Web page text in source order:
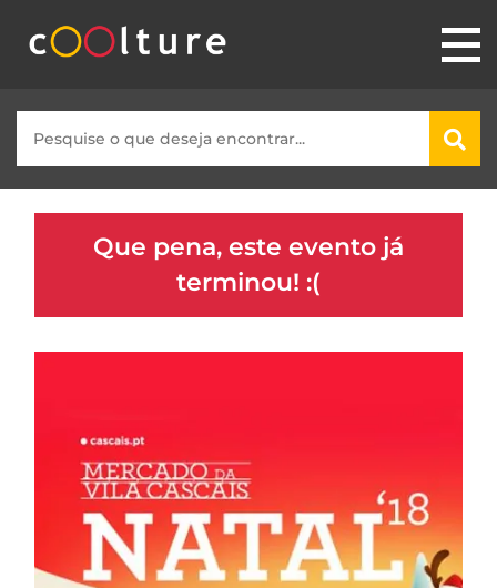
Que pena, este evento já
terminou! :(